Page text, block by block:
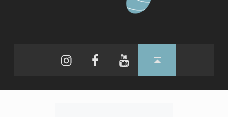
FacebookYouTubeBack to top ↑